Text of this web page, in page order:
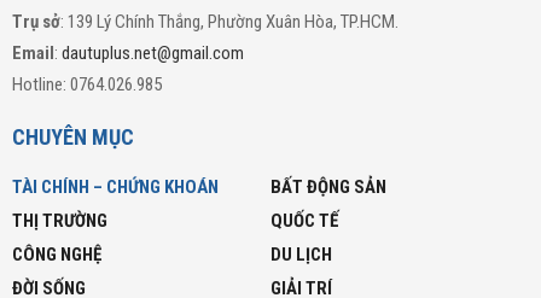
Trụ sở: 139 Lý Chính Thắng, Phường Xuân Hòa, TP.HCM.
Email: dautuplus.net@gmail.com
Hotline: 0764.026.985
CHUYÊN MỤC
TÀI CHÍNH – CHỨNG KHOÁN
BẤT ĐỘNG SẢN
THỊ TRƯỜNG
QUỐC TẾ
CÔNG NGHỆ
DU LỊCH
ĐỜI SỐNG
GIẢI TRÍ